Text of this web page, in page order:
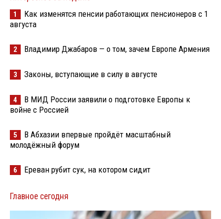
1
Как изменятся пенсии работающих пенсионеров с 1
августа
2 Владимир Джабаров — о том, зачем Европе Армения
3 Законы, вступающие в силу в августе
4
В МИД России заявили о подготовке Европы к
войне с Россией
5
В Абхазии впервые пройдёт масштабный
молодёжный форум
6 Ереван рубит сук, на котором сидит
Главное сегодня